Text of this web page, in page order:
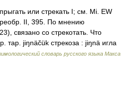
или стрекать I; см. Мi. ЕW
II, 395. По мнению
связано со стрекотать. Что
тар. jiŋnäčük стрекоза : jiŋnä игла
словарь русского языка Макса